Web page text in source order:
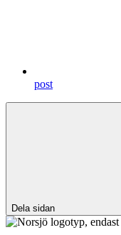
post
Dela sidan